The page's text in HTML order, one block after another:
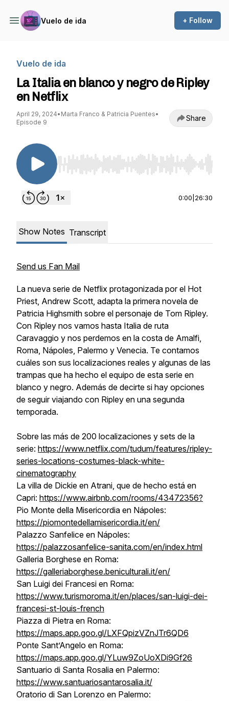
Vuelo de ida + Follow
Vuelo de ida
La Italia en blanco y negro de Ripley
en Netflix
April 29, 2024• Marta Franco & Patricia Puentes•
Episode 9
Share
Use Left/Right to seek, Home/End to jump to
0:00 26:30
Show Notes Transcript
Send us Fan Mail
La nueva serie de Netflix protagonizada por el Hot
Priest, Andrew Scott, adapta la primera novela de
Patricia Highsmith sobre el personaje de Tom Ripley.
Con Ripley nos vamos hasta Italia de ruta
Caravaggio y nos perdemos en la costa de Amalfi,
Roma, Nápoles, Palermo y Venecia. Te contamos
cuáles son sus localizaciones reales y algunas de las
trampas que ha hecho el equipo de esta serie en
blanco y negro. Además de decirte si hay opciones
de seguir viajando con Ripley en una segunda
temporada.
Sobre las más de 200 localizaciones y sets de la
serie: https://www.netflix.com/tudum/features/ripley-
series-locations-costumes-black-white-
cinematography
La villa de Dickie en Atrani, que de hecho está en
Capri: https://www.airbnb.com/rooms/43472356?
Pio Monte della Misericordia en Nápoles:
https://piomontedellamisericordia.it/en/
Palazzo Sanfelice en Nápoles:
https://palazzosanfelice-sanita.com/en/index.html
Galleria Borghese en Roma:
https://galleriaborghese.beniculturali.it/en/
San Luigi dei Francesi en Roma:
https://www.turismoroma.it/en/places/san-luigi-dei-
francesi-st-louis-french
Piazza di Pietra en Roma:
https://maps.app.goo.gl/LXFQpizVZnJTr6QD6
Ponte Sant’Angelo en Roma:
https://maps.app.goo.gl/YLuw9ZoUoXDi9Gf26
Santuario di Santa Rosalia en Palermo:
https://www.santuariosantarosalia.it/
Oratorio di San Lorenzo en Palermo: